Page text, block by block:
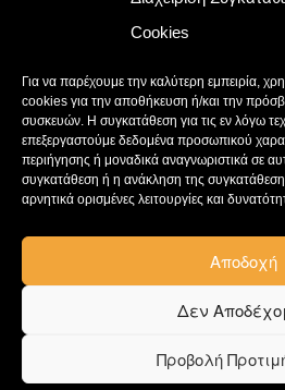
Cookies
Για να παρέχουμε την καλύτερη εμπειρία,
cookies για την αποθήκευση ή/και την
συσκευών. Η συγκατάθεση για τις εν λόγω
επεξεργαστούμε δεδομένα προσωπικού
περιήγησης ή μοναδικά αναγνωριστικά σε
συγκατάθεση ή η ανάκληση της
αρνητικά ορισμένες λειτουργίες και
Αποδοχή
Δεν
Προβολή
Πολιτική Cookies Πολιτική Απορρήτου
Κατάστημα:210 97
Email: